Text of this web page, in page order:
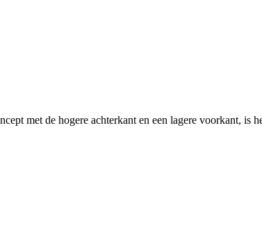
met de hogere achterkant en een lagere voorkant, is